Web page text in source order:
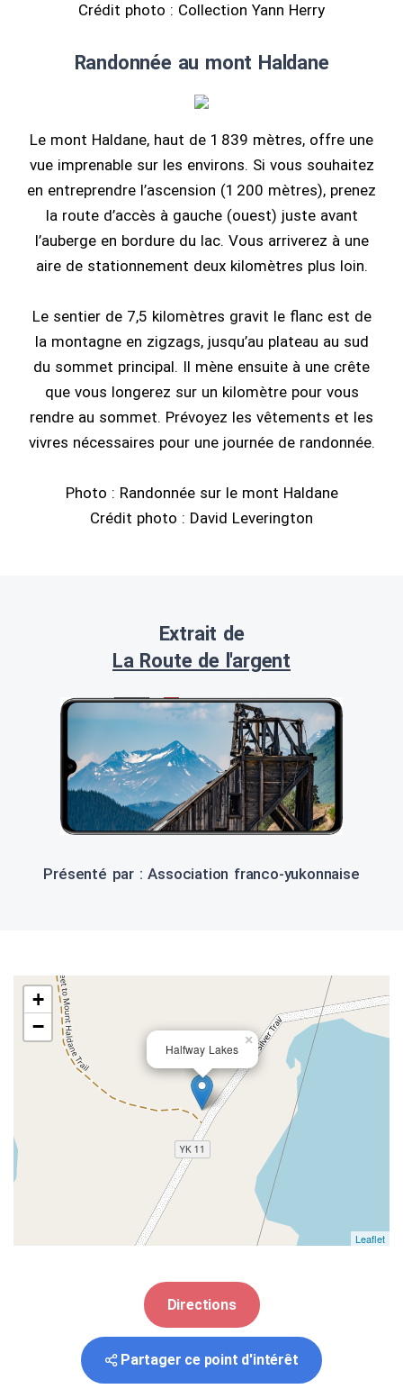
Crédit photo : Collection Yann Herry
Randonnée au mont Haldane
Le mont Haldane, haut de 1 839 mètres, offre une
vue imprenable sur les environs. Si vous souhaitez
en entreprendre l’ascension (1 200 mètres), prenez
la route d’accès à gauche (ouest) juste avant
l’auberge en bordure du lac. Vous arriverez à une
aire de stationnement deux kilomètres plus loin.
Le sentier de 7,5 kilomètres gravit le flanc est de
la montagne en zigzags, jusqu’au plateau au sud
du sommet principal. Il mène ensuite à une crête
que vous longerez sur un kilomètre pour vous
rendre au sommet. Prévoyez les vêtements et les
vivres nécessaires pour une journée de randonnée.
Photo : Randonnée sur le mont Haldane
Crédit photo : David Leverington
Extrait de
La Route de l'argent
Présenté par : Association franco-yukonnaise
Halfway Lakes
×
+
−
Leaflet
Directions
Partager ce point d'intérêt